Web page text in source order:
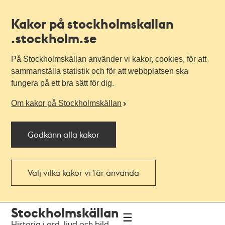
Kakor på stockholmskallan
.stockholm.se
På Stockholmskällan använder vi kakor, cookies, för att
sammanställa statistik och för att webbplatsen ska
fungera på ett bra sätt för dig.
Om kakor på Stockholmskällan
Godkänn alla kakor
Välj vilka kakor vi får använda
navigationen
huvudinnehållet
Stockholmskällan